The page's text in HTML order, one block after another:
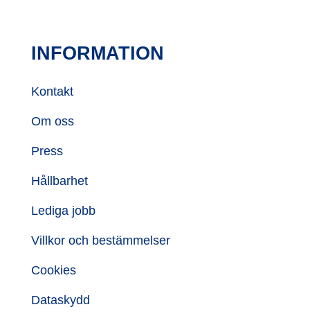
INFORMATION
Kontakt
Om oss
Press
Hållbarhet
Lediga jobb
Villkor och bestämmelser
Cookies
Dataskydd